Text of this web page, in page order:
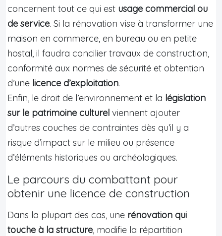
concernent tout ce qui est usage commercial ou
de service. Si la rénovation vise à transformer une
maison en commerce, en bureau ou en petite
hostal, il faudra concilier travaux de construction,
conformité aux normes de sécurité et obtention
d’une licence d’exploitation.
Enfin, le droit de l’environnement et la législation
sur le patrimoine culturel viennent ajouter
d’autres couches de contraintes dès qu’il y a
risque d’impact sur le milieu ou présence
d’éléments historiques ou archéologiques.
Le parcours du combattant pour
obtenir une licence de construction
Dans la plupart des cas, une rénovation qui
touche à la structure, modifie la répartition